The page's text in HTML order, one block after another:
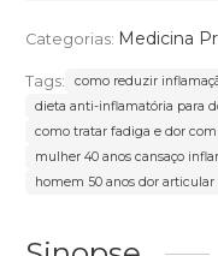
Categorias: Medicina
Tags:
como reduzir
dieta anti-inflamatória para
como tratar fadiga e dor
mulher 40 anos cansaço
homem 50 anos dor articular